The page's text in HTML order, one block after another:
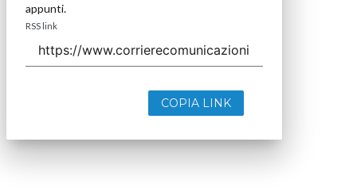
appunti.
RSS link
COPIA LINK